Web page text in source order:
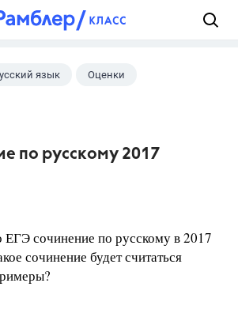
язык Оценки
по русскому 2017
ЕГЭ сочинение по русскому в 2017
сочинение будет считаться